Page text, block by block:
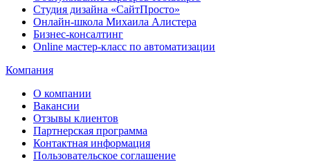
Студия дизайна «СайтПросто»
Онлайн-школа Михаила Алистера
Бизнес-консалтинг
Online мастер-класс по автоматизации
Компания
О компании
Вакансии
Отзывы клиентов
Партнерская программа
Контактная информация
Пользовательское соглашение